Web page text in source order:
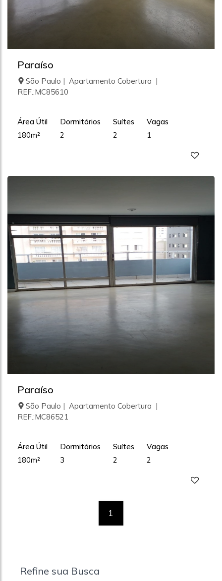
Paraíso
São Paulo | Apartamento Cobertura |
REF.:MC85610
Área Útil
180m²
Dormitórios
2
Suítes
2
Vagas
1
Paraíso
São Paulo | Apartamento Cobertura |
REF.:MC86521
Área Útil
180m²
Dormitórios
3
Suítes
2
Vagas
2
1
Refine sua Busca